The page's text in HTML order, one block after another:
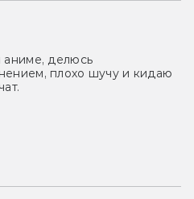
делюсь
плохо шучу и кидаю